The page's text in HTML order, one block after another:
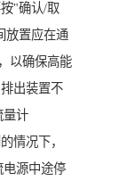
"确认/取
放置应在通
以确保高能
出装置不
量计
情况下，
电源中途停